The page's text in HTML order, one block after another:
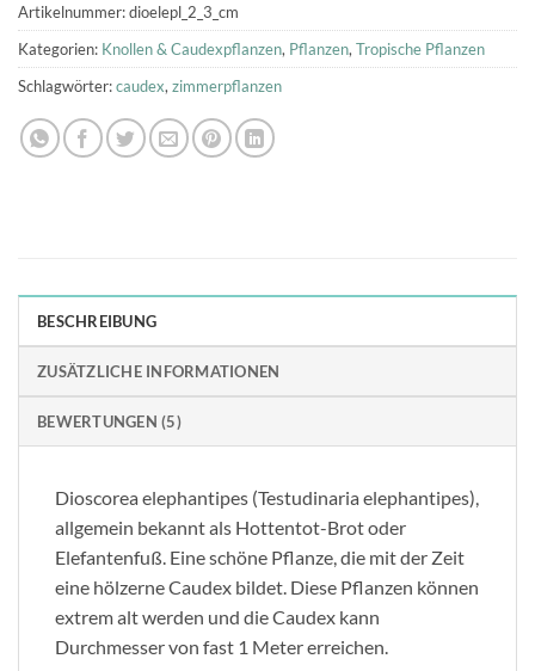
Artikelnummer:dioelepl_2_3_cm
Kategorien: Knollen & Caudexpflanzen, Pflanzen, Tropische Pflanzen
Schlagwörter:caudex, zimmerpflanzen
BESCHREIBUNG
ZUSÄTZLICHE INFORMATIONEN
BEWERTUNGEN (5)
Dioscorea elephantipes (Testudinaria elephantipes),
allgemein bekannt als Hottentot-Brot oder
Elefantenfuß. Eine schöne Pflanze, die mit der Zeit
eine hölzerne Caudex bildet. Diese Pflanzen können
extrem alt werden und die Caudex kann
Durchmesser von fast 1 Meter erreichen.